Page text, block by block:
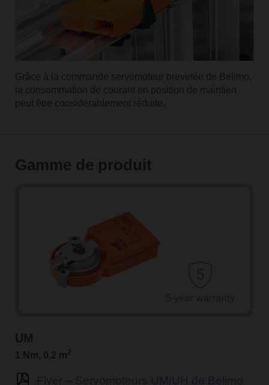
Grâce à la commande servomoteur brevetée de Belimo,
la consommation de courant en position de maintien
peut être considérablement réduite.
Gamme de produit
UM
1 Nm, 0.2 m2